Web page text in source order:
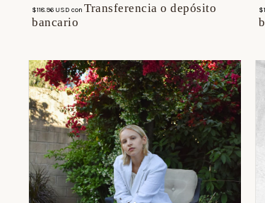
$118.96 USD con Transferencia o depósito
bancario